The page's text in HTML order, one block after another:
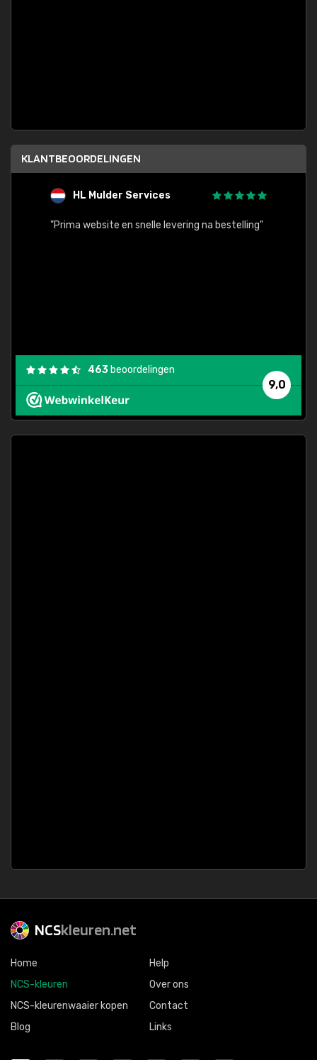
KLANTBEOORDELINGEN
HL Mulder Services
"Prima website en snelle levering na bestelling"
9,0
463 beoordelingen
NCSkleuren.net
Home
NCS-kleuren
NCS-kleurenwaaier kopen
Blog
Help
Over ons
Contact
Links